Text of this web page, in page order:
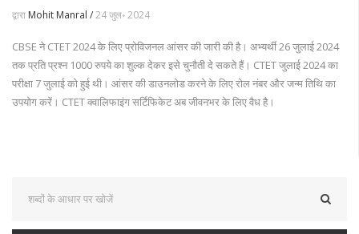
द्वारा Mohit Manral /24 जुल॰ 2024
CBSE ने CTET 2024 के लिए प्रोविजनल आंसर की जारी की है। अभ्यर्थी 26 जुलाई 2024
तक प्रति प्रश्न 1000 रुपये का शुल्क देकर इसे चुनौती दे सकते हैं। CTET जुलाई 2024 का
परीक्षा 7 जुलाई को हुई थी। आंसर की डाउनलोड करने के लिए रोल नंबर और जन्म तिथि का
उपयोग करें। CTET क्वालिफाइंग सर्टिफिकेट अब जीवनभर के लिए वैध है।